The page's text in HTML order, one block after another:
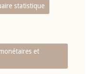
statistique
et